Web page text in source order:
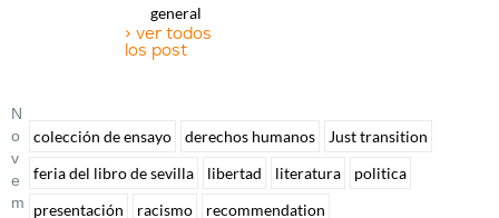
general
> ver todos
los post
N
O
V
E
M
colección de ensayo derechos humanos
Just transition
feria del libro de sevilla
libertad literatura
politica
presentación
racismo recommendation